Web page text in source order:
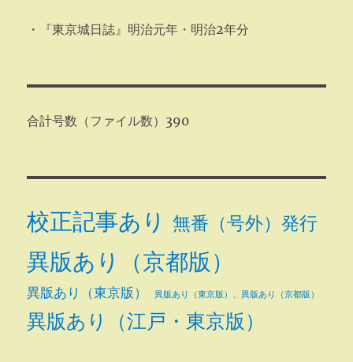
・『東京城日誌』明治元年・明治2年分
合計号数（ファイル数）390
校正記事あり 無番（号外）発行
異版あり（京都版）
異版あり（東京版） 異版あり（東京版）、異版あり（京都版）
異版あり（江戸・東京版）